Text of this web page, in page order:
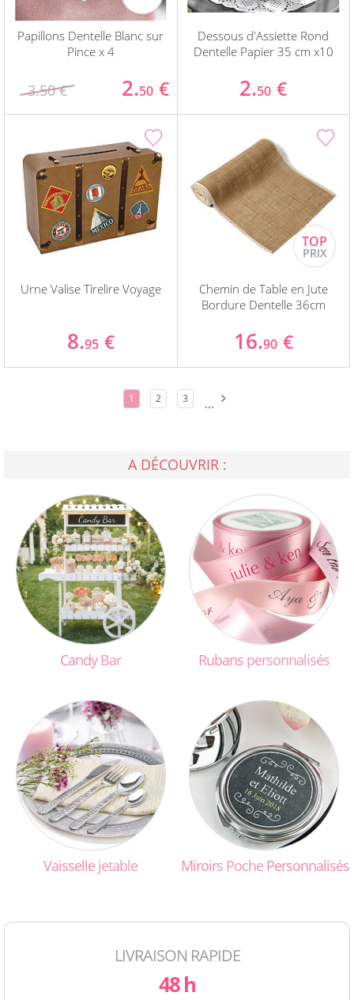
Papillons Dentelle Blanc sur
Pince x 4
3.50 € 2.50 €
Dessous d'Assiette Rond
Dentelle Papier 35 cm x10
2.50 €
Urne Valise Tirelire Voyage
8.95 €
Chemin de Table en Jute
Bordure Dentelle 36cm
16.90 €
1 2 3 ...
A DÉCOUVRIR :
CandyBar Rubans personnalisés
Vaisselle jetable Miroirs Poche Personnalisés
LIVRAISON RAPIDE
48 h